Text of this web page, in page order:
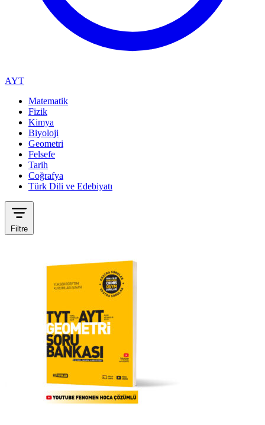
AYT
Matematik
Fizik
Kimya
Biyoloji
Geometri
Felsefe
Tarih
Coğrafya
Türk Dili ve Edebiyatı
Filtre